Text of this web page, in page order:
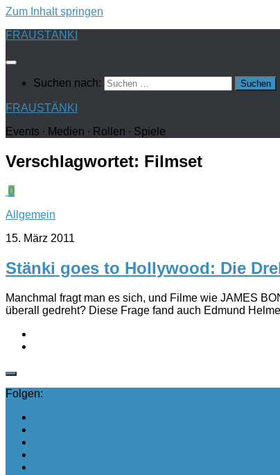
Zum Inhalt springen
FRAUSTÄNKI
Suchen nach:
FRAUSTÄNKI
Events ∙ Medien ∙ Rollen ∙ Spiele
Verschlagwortet: Filmset
0
Allgemein
15. März 2011
Stänki goes to Hollywood: Die
Manchmal fragt man es sich, und Filme wie JAMES
überall gedreht? Diese Frage fand auch Edmund
Folgen: